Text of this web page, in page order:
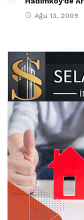
Ağu 13, 2009